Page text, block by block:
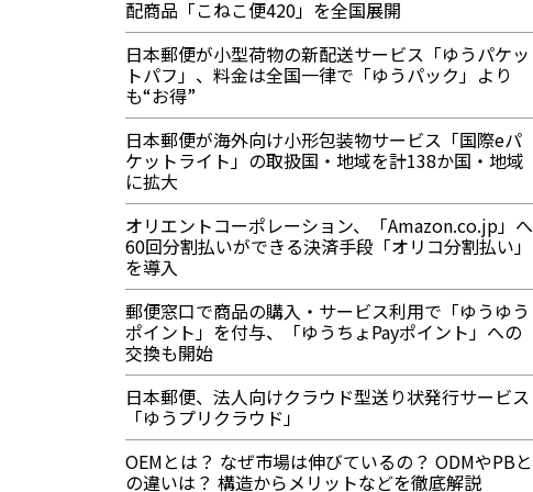
配商品「こねこ便420」を全国展開
日本郵便が小型荷物の新配送サービス「ゆうパケッ
トパフ」、料金は全国一律で「ゆうパック」より
も“お得”
日本郵便が海外向け小形包装物サービス「国際eパ
ケットライト」の取扱国・地域を計138か国・地域
に拡大
オリエントコーポレーション、「Amazon.co.jp」へ
60回分割払いができる決済手段「オリコ分割払い」
を導入
郵便窓口で商品の購入・サービス利用で「ゆうゆう
ポイント」を付与、「ゆうちょPayポイント」への
交換も開始
日本郵便、法人向けクラウド型送り状発行サービス
「ゆうプリクラウド」
OEMとは？ なぜ市場は伸びているの？ ODMやPBと
の違いは？ 構造からメリットなどを徹底解説